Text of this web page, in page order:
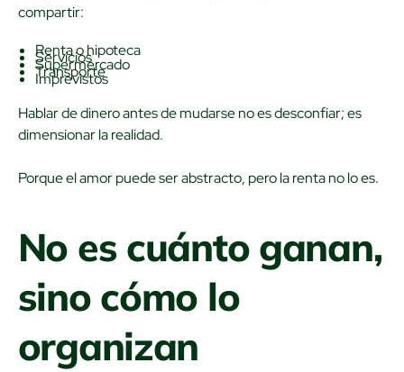
compartir:
Renta o hipoteca
Servicios
Supermercado
Transporte
Imprevistos
Hablar de dinero antes de mudarse no es desconfiar; es
dimensionar la realidad.
Porque el amor puede ser abstracto, pero la renta no lo es.
No es cuánto ganan,
sino cómo lo
organizan